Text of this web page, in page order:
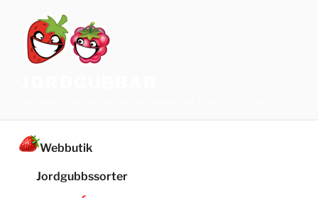
innehåll
Webbutik
Jordgubbssorter